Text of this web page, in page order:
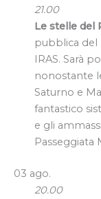
21.00
Le stelle del
pubblica del
IRAS. Sarà
nonostante
Saturno e
fantastico
e gli
Passeggiata
03 ago.
20.00